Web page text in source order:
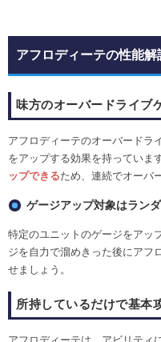
アフロディーテの性能解
味方のオーバードライブ
アフロディーテのオーバードラ
をアップする効果を持っています
ップできるため、連続でオーバ
ゲージアップ対象はラン
特定のユニットのゲージをアッ
ジを自力で溜めきった後にアフ
せましょう。
所持しているだけで基本